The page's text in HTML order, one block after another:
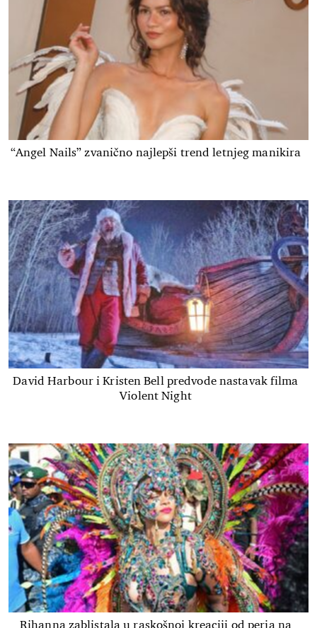
“Angel Nails” zvanično najlepši trend letnjeg manikira
David Harbour i Kristen Bell predvode nastavak filma
Violent Night